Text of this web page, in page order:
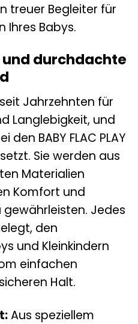
treuer Begleiter für
Ihres Babys.
durchdachte
Jahrzehnten für
Langlebigkeit, und
BABY FLAC PLAY
Sie werden aus
Materialien
Komfort und
Jedes
den
und Kleinkindern
einfachen
Halt.
Aus speziellem